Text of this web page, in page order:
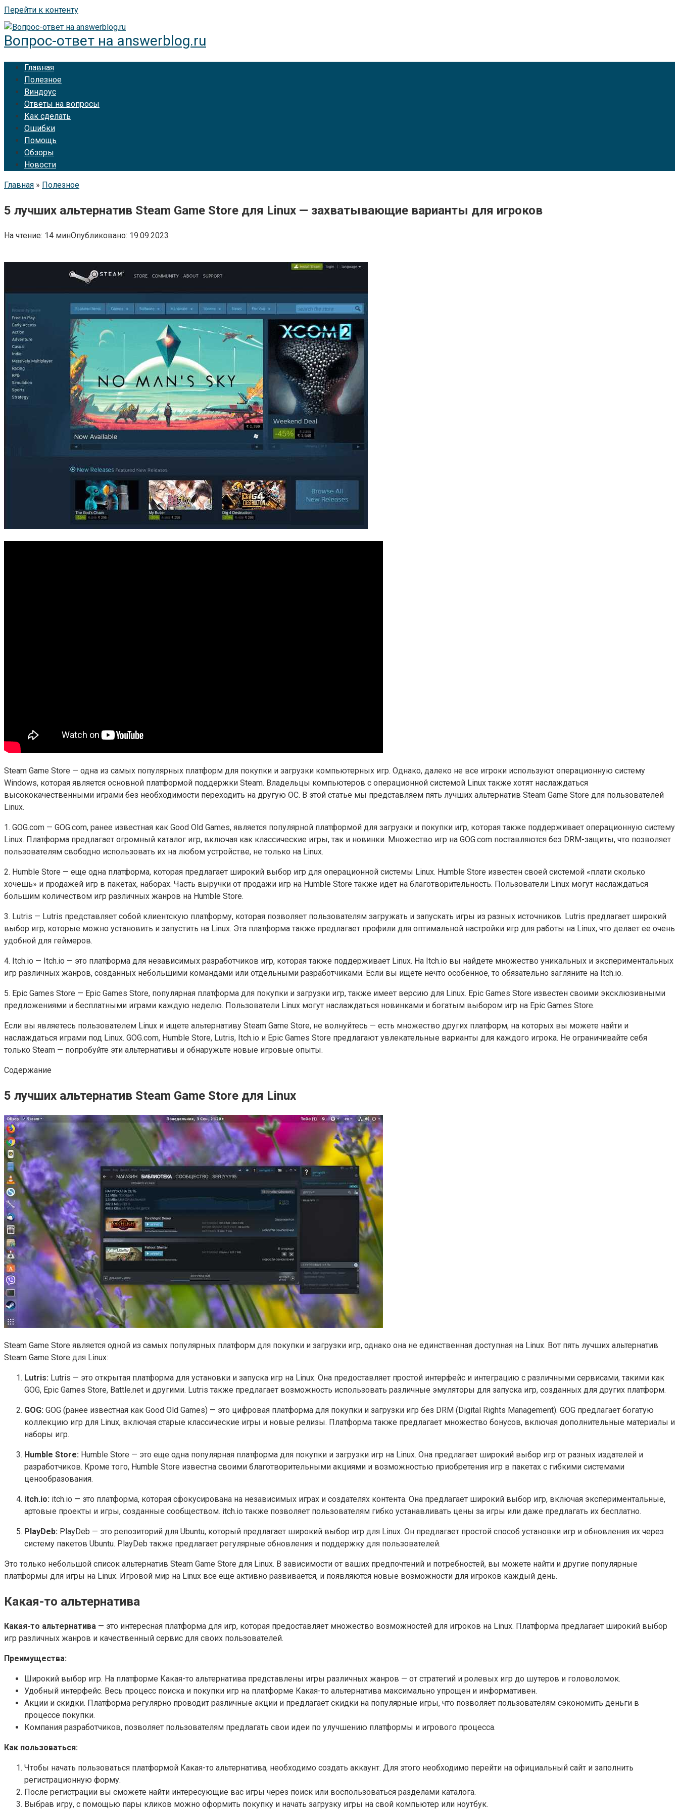
Перейти к контенту
Вопрос-ответ на answerblog.ru
Главная
Полезное
Виндоус
Ответы на вопросы
Как сделать
Ошибки
Помощь
Обзоры
Новости
Главная » Полезное
5 лучших альтернатив Steam Game Store для Linux — захватывающие варианты для игроков
На чтение: 14 минОпубликовано: 19.09.2023
Steam Game Store — одна из самых популярных платформ для покупки и загрузки компьютерных игр. Однако, далеко не все игроки используют операционную систему
Windows, которая является основной платформой поддержки Steam. Владельцы компьютеров с операционной системой Linux также хотят наслаждаться
высококачественными играми без необходимости переходить на другую ОС. В этой статье мы представляем пять лучших альтернатив Steam Game Store для пользователей
Linux.
1. GOG.com — GOG.com, ранее известная как Good Old Games, является популярной платформой для загрузки и покупки игр, которая также поддерживает операционную систему
Linux. Платформа предлагает огромный каталог игр, включая как классические игры, так и новинки. Множество игр на GOG.com поставляются без DRM-защиты, что позволяет
пользователям свободно использовать их на любом устройстве, не только на Linux.
2. Humble Store — еще одна платформа, которая предлагает широкий выбор игр для операционной системы Linux. Humble Store известен своей системой «плати сколько
хочешь» и продажей игр в пакетах, наборах. Часть выручки от продажи игр на Humble Store также идет на благотворительность. Пользователи Linux могут наслаждаться
большим количеством игр различных жанров на Humble Store.
3. Lutris — Lutris представляет собой клиентскую платформу, которая позволяет пользователям загружать и запускать игры из разных источников. Lutris предлагает широкий
выбор игр, которые можно установить и запустить на Linux. Эта платформа также предлагает профили для оптимальной настройки игр для работы на Linux, что делает ее очень
удобной для геймеров.
4. Itch.io — Itch.io — это платформа для независимых разработчиков игр, которая также поддерживает Linux. На Itch.io вы найдете множество уникальных и экспериментальных
игр различных жанров, созданных небольшими командами или отдельными разработчиками. Если вы ищете нечто особенное, то обязательно загляните на Itch.io.
5. Epic Games Store — Epic Games Store, популярная платформа для покупки и загрузки игр, также имеет версию для Linux. Epic Games Store известен своими эксклюзивными
предложениями и бесплатными играми каждую неделю. Пользователи Linux могут наслаждаться новинками и богатым выбором игр на Epic Games Store.
Если вы являетесь пользователем Linux и ищете альтернативу Steam Game Store, не волнуйтесь — есть множество других платформ, на которых вы можете найти и
наслаждаться играми под Linux. GOG.com, Humble Store, Lutris, Itch.io и Epic Games Store предлагают увлекательные варианты для каждого игрока. Не ограничивайте себя
только Steam — попробуйте эти альтернативы и обнаружьте новые игровые опыты.
Содержание
5 лучших альтернатив Steam Game Store для Linux
Steam Game Store является одной из самых популярных платформ для покупки и загрузки игр, однако она не единственная доступная на Linux. Вот пять лучших альтернатив
Steam Game Store для Linux:
Lutris: Lutris — это открытая платформа для установки и запуска игр на Linux. Она предоставляет простой интерфейс и интеграцию с различными сервисами, такими как
GOG, Epic Games Store, Battle.net и другими. Lutris также предлагает возможность использовать различные эмуляторы для запуска игр, созданных для других платформ.
GOG: GOG (ранее известная как Good Old Games) — это цифровая платформа для покупки и загрузки игр без DRM (Digital Rights Management). GOG предлагает богатую
коллекцию игр для Linux, включая старые классические игры и новые релизы. Платформа также предлагает множество бонусов, включая дополнительные материалы и
наборы игр.
Humble Store: Humble Store — это еще одна популярная платформа для покупки и загрузки игр на Linux. Она предлагает широкий выбор игр от разных издателей и
разработчиков. Кроме того, Humble Store известна своими благотворительными акциями и возможностью приобретения игр в пакетах с гибкими системами
ценообразования.
itch.io: itch.io — это платформа, которая сфокусирована на независимых играх и создателях контента. Она предлагает широкий выбор игр, включая экспериментальные,
артовые проекты и игры, созданные сообществом. itch.io также позволяет пользователям гибко устанавливать цены за игры или даже предлагать их бесплатно.
PlayDeb: PlayDeb — это репозиторий для Ubuntu, который предлагает широкий выбор игр для Linux. Он предлагает простой способ установки игр и обновления их через
систему пакетов Ubuntu. PlayDeb также предлагает регулярные обновления и поддержку для пользователей.
Это только небольшой список альтернатив Steam Game Store для Linux. В зависимости от ваших предпочтений и потребностей, вы можете найти и другие популярные
платформы для игры на Linux. Игровой мир на Linux все еще активно развивается, и появляются новые возможности для игроков каждый день.
Какая-то альтернатива
Какая-то альтернатива — это интересная платформа для игр, которая предоставляет множество возможностей для игроков на Linux. Платформа предлагает широкий выбор
игр различных жанров и качественный сервис для своих пользователей.
Преимущества:
Широкий выбор игр. На платформе Какая-то альтернатива представлены игры различных жанров — от стратегий и ролевых игр до шутеров и головоломок.
Удобный интерфейс. Весь процесс поиска и покупки игр на платформе Какая-то альтернатива максимально упрощен и информативен.
Акции и скидки. Платформа регулярно проводит различные акции и предлагает скидки на популярные игры, что позволяет пользователям сэкономить деньги в
процессе покупки.
Компания разработчиков, позволяет пользователям предлагать свои идеи по улучшению платформы и игрового процесса.
Как пользоваться:
Чтобы начать пользоваться платформой Какая-то альтернатива, необходимо создать аккаунт. Для этого необходимо перейти на официальный сайт и заполнить
регистрационную форму.
После регистрации вы сможете найти интересующие вас игры через поиск или воспользоваться разделами каталога.
Выбрав игру, с помощью пары кликов можно оформить покупку и начать загрузку игры на свой компьютер или ноутбук.